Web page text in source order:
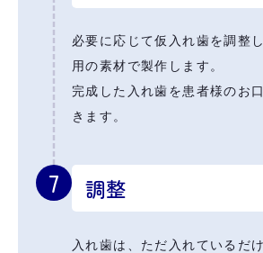
必要に応じて仮入れ歯を調整
用の素材で製作します。
完成した入れ歯を患者様のお
きます。
7 調整
入れ歯は、ただ入れているだ